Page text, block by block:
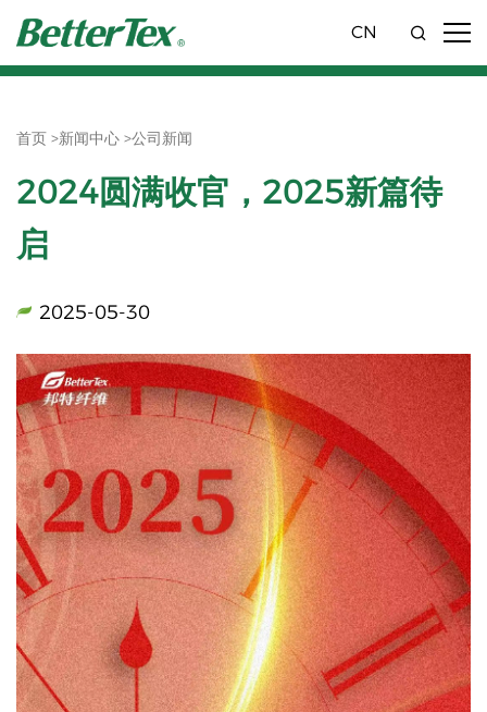
CN
首页 >新闻中心 >公司新闻
2024圆满收官，2025新篇待
启
2025-05-30